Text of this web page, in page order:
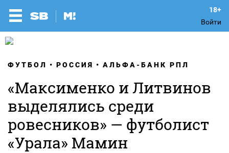
Войти
ФУТБОЛ РОССИЯ АЛЬФА-БАНК РПЛ
«Максименко и Литвинов
выделялись среди
ровесников» — футболист
«Урала» Мамин